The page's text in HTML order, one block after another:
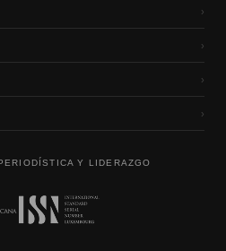
›
›
›
›
Y LIDERAZGO